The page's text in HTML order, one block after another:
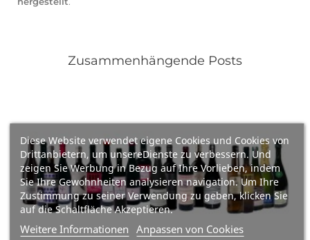
Diese Website verwendet eigene Cookies und Cookies von
Drittanbietern, um unsereDienste zu verbessern. Und
zeigen Sie Werbung in Bezug auf Ihre Vorlieben, indem
Sie Ihre Gewohnheiten analysieren navigation. Um Ihre
Zustimmung zu seiner Verwendung zu geben, klicken Sie
auf die Schaltfläche Akzeptieren.
Weitere Informationen Anpassen von Cookies
Zusammenhängende Posts